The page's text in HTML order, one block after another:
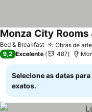
Bed & Breakfast Obras de
Monza City Rooms
9,2 Excelente 487
Selecione as datas
exatos.